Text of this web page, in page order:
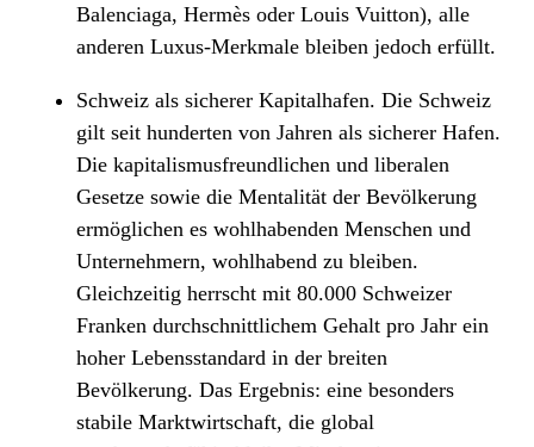
Balenciaga, Hermès oder Louis Vuitton), alle
anderen Luxus-Merkmale bleiben jedoch erfüllt.
Schweiz als sicherer Kapitalhafen. Die Schweiz
gilt seit hunderten von Jahren als sicherer Hafen.
Die kapitalismusfreundlichen und liberalen
Gesetze sowie die Mentalität der Bevölkerung
ermöglichen es wohlhabenden Menschen und
Unternehmern, wohlhabend zu bleiben.
Gleichzeitig herrscht mit 80.000 Schweizer
Franken durchschnittlichem Gehalt pro Jahr ein
hoher Lebensstandard in der breiten
Bevölkerung. Das Ergebnis: eine besonders
stabile Marktwirtschaft, die global